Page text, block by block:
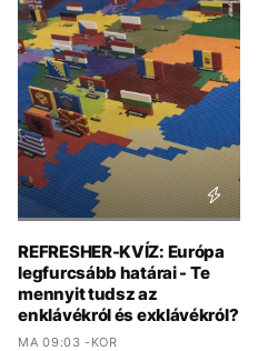
REFRESHER-KVÍZ: Európa
legfurcsább határai - Te
mennyit tudsz az
enklávékról és exklávékról?
MA 09:03 -KOR